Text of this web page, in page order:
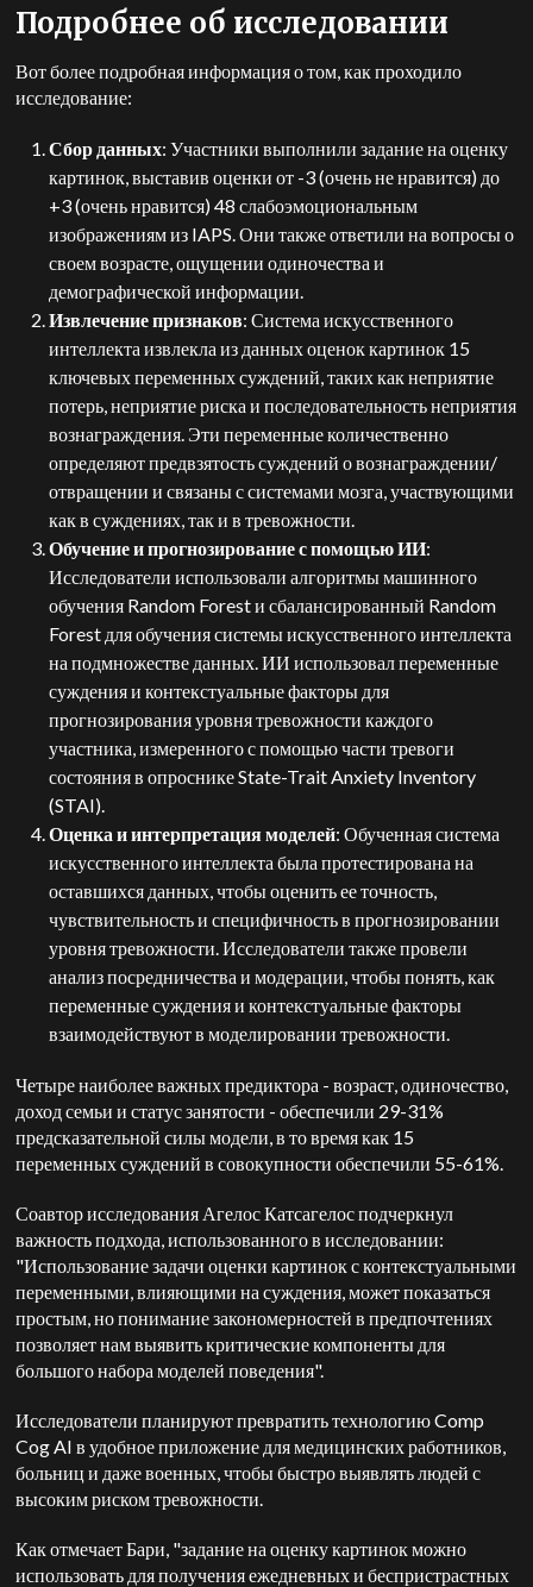
Подробнее об исследовании
Вот более подробная информация о том, как проходило
исследование:
Сбор данных: Участники выполнили задание на оценку
картинок, выставив оценки от -3 (очень не нравится) до
+3 (очень нравится) 48 слабоэмоциональным
изображениям из IAPS. Они также ответили на вопросы о
своем возрасте, ощущении одиночества и
демографической информации.
Извлечение признаков: Система искусственного
интеллекта извлекла из данных оценок картинок 15
ключевых переменных суждений, таких как неприятие
потерь, неприятие риска и последовательность неприятия
вознаграждения. Эти переменные количественно
определяют предвзятость суждений о вознаграждении/
отвращении и связаны с системами мозга, участвующими
как в суждениях, так и в тревожности.
Обучение и прогнозирование с помощью ИИ:
Исследователи использовали алгоритмы машинного
обучения Random Forest и сбалансированный Random
Forest для обучения системы искусственного интеллекта
на подмножестве данных. ИИ использовал переменные
суждения и контекстуальные факторы для
прогнозирования уровня тревожности каждого
участника, измеренного с помощью части тревоги
состояния в опроснике State-Trait Anxiety Inventory
(STAI).
Оценка и интерпретация моделей: Обученная система
искусственного интеллекта была протестирована на
оставшихся данных, чтобы оценить ее точность,
чувствительность и специфичность в прогнозировании
уровня тревожности. Исследователи также провели
анализ посредничества и модерации, чтобы понять, как
переменные суждения и контекстуальные факторы
взаимодействуют в моделировании тревожности.
Четыре наиболее важных предиктора - возраст, одиночество,
доход семьи и статус занятости - обеспечили 29-31%
предсказательной силы модели, в то время как 15
переменных суждений в совокупности обеспечили 55-61%.
Соавтор исследования Агелос Катсагелос подчеркнул
важность подхода, использованного в исследовании:
"Использование задачи оценки картинок с контекстуальными
переменными, влияющими на суждения, может показаться
простым, но понимание закономерностей в предпочтениях
позволяет нам выявить критические компоненты для
большого набора моделей поведения".
Исследователи планируют превратить технологию Comp
Cog AI в удобное приложение для медицинских работников,
больниц и даже военных, чтобы быстро выявлять людей с
высоким риском тревожности.
Как отмечает Бари, "задание на оценку картинок можно
использовать для получения ежедневных и беспристрастных